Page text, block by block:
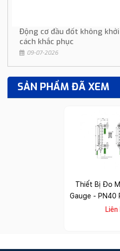
Động cơ đầu đốt không
cách khắc phục
09-07-2026
SẢN PHẨM ĐÃ XEM
Thiết Bị Đo
Gauge - PN40
LG - RCF
Liên